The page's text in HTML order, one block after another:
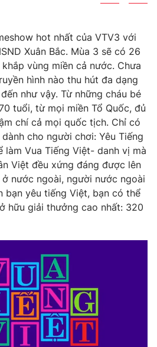
hot nhất của VTV3 với
Xuân Bắc. Mùa 3 sẽ có 26
vùng miền cả nước. Chưa
hình nào thu hút đa dạng
như vậy. Từ những cháu bé
tuổi, từ mọi miền Tổ Quốc, đủ
chí cả mọi quốc tịch. Chỉ có
cho người chơi: Yêu Tiếng
làm Vua Tiếng Việt- danh vị mà
Việt đều xứng đáng được lên
nước ngoài, người nước ngoài
bạn yêu tiếng Việt, bạn có thể
hữu giải thưởng cao nhất: 320